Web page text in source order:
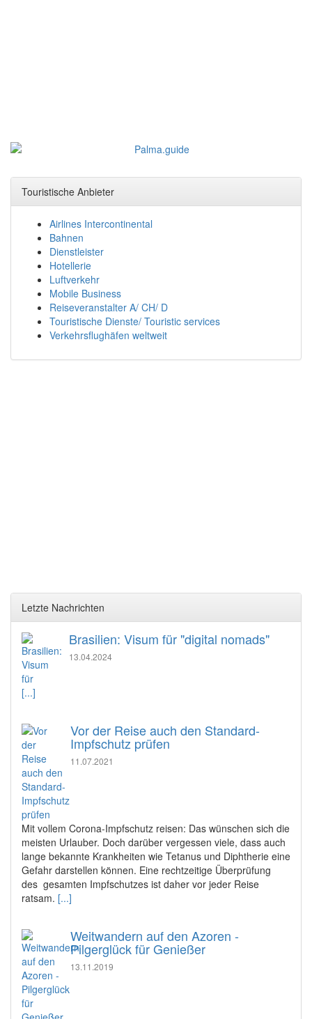
Touristische Anbieter
Airlines Intercontinental
Bahnen
Dienstleister
Hotellerie
Luftverkehr
Mobile Business
Reiseveranstalter A/ CH/ D
Touristische Dienste/ Touristic services
Verkehrsflughäfen weltweit
Letzte Nachrichten
Brasilien: Visum für "digital nomads"
13.04.2024
[...]
Vor der Reise auch den Standard-
Impfschutz prüfen
11.07.2021
Mit vollem Corona-Impfschutz reisen: Das wünschen sich die
meisten Urlauber. Doch darüber vergessen viele, dass auch
lange bekannte Krankheiten wie Tetanus und Diphtherie eine
Gefahr darstellen können. Eine rechtzeitige Überprüfung
des gesamten Impfschutzes ist daher vor jeder Reise
ratsam. [...]
Weitwandern auf den Azoren -
Pilgerglück für Genießer
13.11.2019